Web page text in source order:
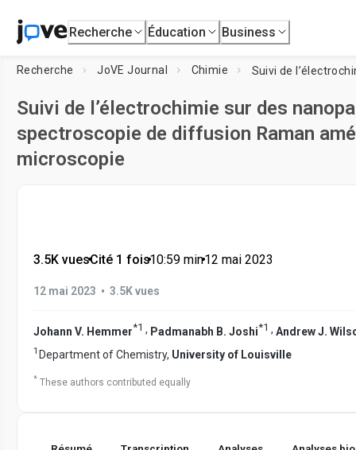
Recherche Éducation Business
Recherche JoVE Journal Chimie
Suivi de l’électrochimie sur des
spectroscopie de diffusion Raman
microscopie
3.5K vues•Cité 1 fois•10:59 min•12 mai 2023
12 mai 2023 • 3.5K vues
Johann V. Hemmer*1 , Padmanabh B. Joshi*1 , Andrew J.
1 Department of Chemistry, University of Louisville
* These authors contributed equally